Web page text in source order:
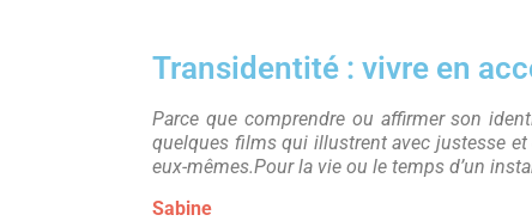
Transidentité : vivre en
Parce que comprendre ou affirmer son
quelques films qui illustrent avec justesse
eux-mêmes.Pour la vie ou le temps d’un
Sabine